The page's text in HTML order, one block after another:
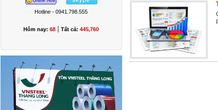
Hotline - 0941.798.555
Hôm nay: 68 | Tất cả: 445,760